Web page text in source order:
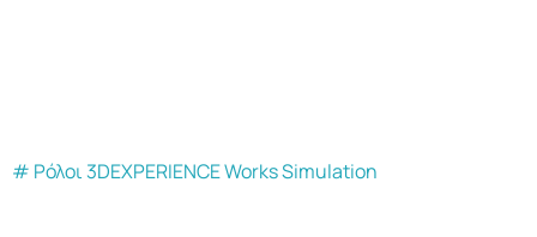
# Ρόλοι 3DEXPERIENCE Works Simulation